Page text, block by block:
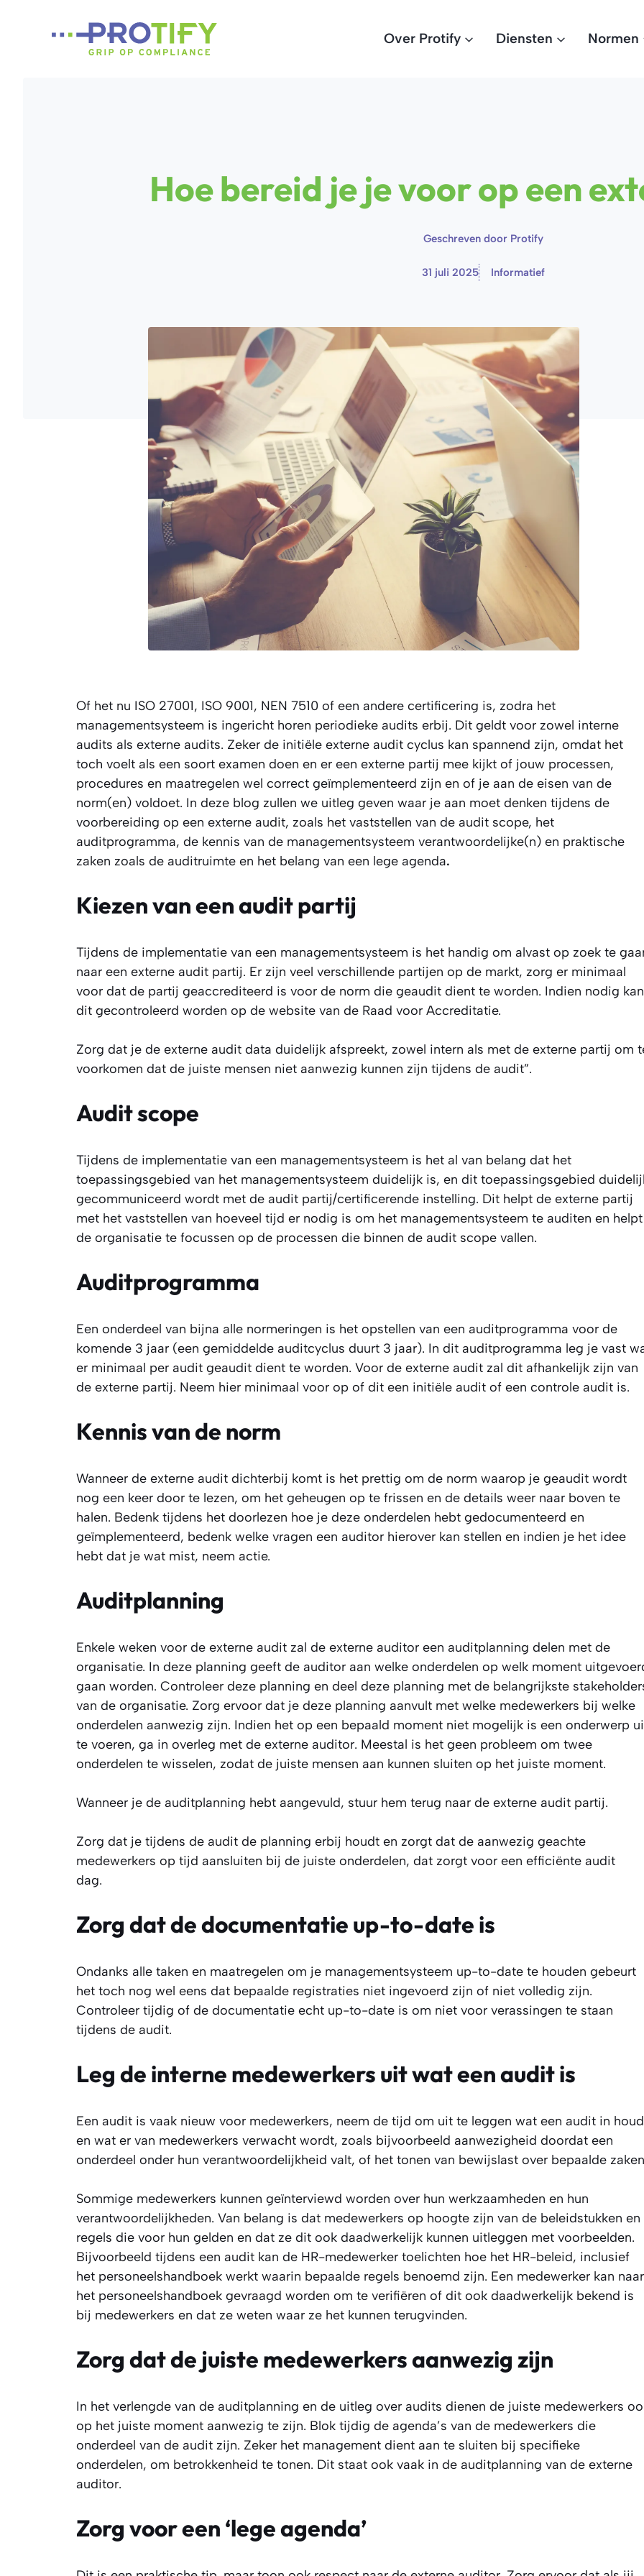
Over Protify Diensten Normen
Hoe bereid je je voor op een
Geschreven door Protify
31 juli 2025 Informatief
Of het nu ISO 27001, ISO 9001, NEN 7510 of een andere certificering is, zodra het
managementsysteem is ingericht horen periodieke audits erbij. Dit geldt voor zowel interne
audits als externe audits. Zeker de initiële externe audit cyclus kan spannend zijn, omdat het
toch voelt als een soort examen doen en er een externe partij mee kijkt of jouw processen,
procedures en maatregelen wel correct geïmplementeerd zijn en of je aan de eisen van de
norm(en) voldoet. In deze blog zullen we uitleg geven waar je aan moet denken tijdens de
voorbereiding op een externe audit, zoals het vaststellen van de audit scope, het
auditprogramma, de kennis van de managementsysteem verantwoordelijke(n) en praktische
zaken zoals de auditruimte en het belang van een lege agenda.
Kiezen van een audit partij
Tijdens de implementatie van een managementsysteem is het handig om alvast op zoek te
naar een externe audit partij. Er zijn veel verschillende partijen op de markt, zorg er minimaal
voor dat de partij geaccrediteerd is voor de norm die geaudit dient te worden. Indien nodig kan
dit gecontroleerd worden op de website van de Raad voor Accreditatie.
Zorg dat je de externe audit data duidelijk afspreekt, zowel intern als met de externe partij om
voorkomen dat de juiste mensen niet aanwezig kunnen zijn tijdens de audit”.
Audit scope
Tijdens de implementatie van een managementsysteem is het al van belang dat het
toepassingsgebied van het managementsysteem duidelijk is, en dit toepassingsgebied
gecommuniceerd wordt met de audit partij/certificerende instelling. Dit helpt de externe partij
met het vaststellen van hoeveel tijd er nodig is om het managementsysteem te auditen en helpt
de organisatie te focussen op de processen die binnen de audit scope vallen.
Auditprogramma
Een onderdeel van bijna alle normeringen is het opstellen van een auditprogramma voor de
komende 3 jaar (een gemiddelde auditcyclus duurt 3 jaar). In dit auditprogramma leg je vast
er minimaal per audit geaudit dient te worden. Voor de externe audit zal dit afhankelijk zijn van
de externe partij. Neem hier minimaal voor op of dit een initiële audit of een controle audit is.
Kennis van de norm
Wanneer de externe audit dichterbij komt is het prettig om de norm waarop je geaudit wordt
nog een keer door te lezen, om het geheugen op te frissen en de details weer naar boven te
halen. Bedenk tijdens het doorlezen hoe je deze onderdelen hebt gedocumenteerd en
geïmplementeerd, bedenk welke vragen een auditor hierover kan stellen en indien je het idee
hebt dat je wat mist, neem actie.
Auditplanning
Enkele weken voor de externe audit zal de externe auditor een auditplanning delen met de
organisatie. In deze planning geeft de auditor aan welke onderdelen op welk moment
gaan worden. Controleer deze planning en deel deze planning met de belangrijkste
van de organisatie. Zorg ervoor dat je deze planning aanvult met welke medewerkers bij welke
onderdelen aanwezig zijn. Indien het op een bepaald moment niet mogelijk is een onderwerp
te voeren, ga in overleg met de externe auditor. Meestal is het geen probleem om twee
onderdelen te wisselen, zodat de juiste mensen aan kunnen sluiten op het juiste moment.
Wanneer je de auditplanning hebt aangevuld, stuur hem terug naar de externe audit partij.
Zorg dat je tijdens de audit de planning erbij houdt en zorgt dat de aanwezig geachte
medewerkers op tijd aansluiten bij de juiste onderdelen, dat zorgt voor een efficiënte audit
dag.
Zorg dat de documentatie up-to-date is
Ondanks alle taken en maatregelen om je managementsysteem up-to-date te houden gebeurt
het toch nog wel eens dat bepaalde registraties niet ingevoerd zijn of niet volledig zijn.
Controleer tijdig of de documentatie echt up-to-date is om niet voor verassingen te staan
tijdens de audit.
Leg de interne medewerkers uit wat een audit is
Een audit is vaak nieuw voor medewerkers, neem de tijd om uit te leggen wat een audit in
en wat er van medewerkers verwacht wordt, zoals bijvoorbeeld aanwezigheid doordat een
onderdeel onder hun verantwoordelijkheid valt, of het tonen van bewijslast over bepaalde
Sommige medewerkers kunnen geïnterviewd worden over hun werkzaamheden en hun
verantwoordelijkheden. Van belang is dat medewerkers op hoogte zijn van de beleidstukken en
regels die voor hun gelden en dat ze dit ook daadwerkelijk kunnen uitleggen met voorbeelden.
Bijvoorbeeld tijdens een audit kan de HR-medewerker toelichten hoe het HR-beleid, inclusief
het personeelshandboek werkt waarin bepaalde regels benoemd zijn. Een medewerker kan naar
het personeelshandboek gevraagd worden om te verifiëren of dit ook daadwerkelijk bekend is
bij medewerkers en dat ze weten waar ze het kunnen terugvinden.
Zorg dat de juiste medewerkers aanwezig zijn
In het verlengde van de auditplanning en de uitleg over audits dienen de juiste medewerkers
op het juiste moment aanwezig te zijn. Blok tijdig de agenda’s van de medewerkers die
onderdeel van de audit zijn. Zeker het management dient aan te sluiten bij specifieke
onderdelen, om betrokkenheid te tonen. Dit staat ook vaak in de auditplanning van de externe
auditor.
Zorg voor een ‘lege agenda’